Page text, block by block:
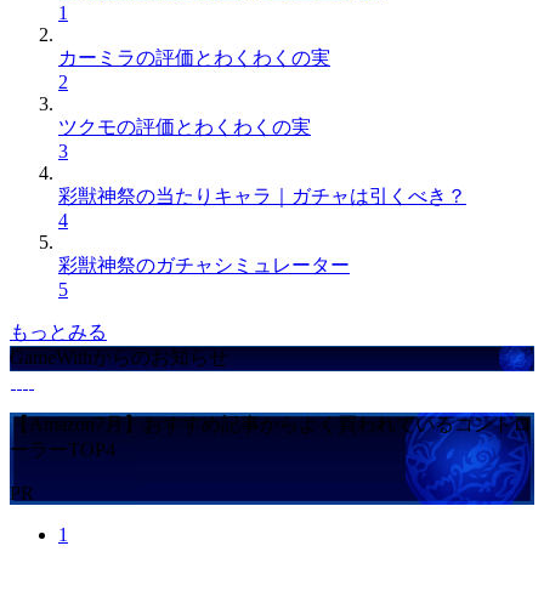
1
カーミラの評価とわくわくの実
2
ツクモの評価とわくわくの実
3
彩獣神祭の当たりキャラ｜ガチャは引くべき？
4
彩獣神祭のガチャシミュレーター
5
もっとみる
GameWithからのお知らせ
【Amazon7月】おすすめ記事からよく買われているコントロ
ーラーTOP4
PR
1